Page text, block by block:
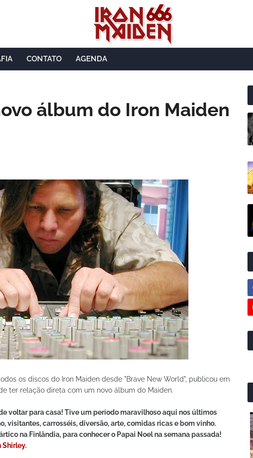
CONTATO AGENDA
álbum do Iron Maiden
os discos do Iron Maiden desde "Brave New World", publicou em
ter relação direta com um novo álbum do Maiden.
voltar para casa! Tive um período maravilhoso aqui nos últimos
visitantes, carrosséis, diversão, arte, comidas ricas e bom vinho.
na Finlândia, para conhecer o Papai Noel na semana passada!
Shirley.